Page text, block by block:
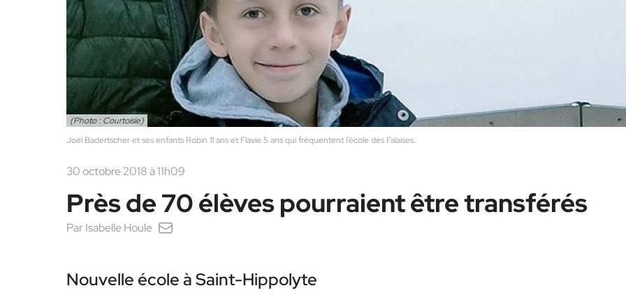
(Photo : Courtoisie)
Joël Badertscher et ses enfants Robin 11 ans et Flavie 5 ans qui fréquentent l’école des Falaises.
30 octobre 2018 à 11h09
Près de 70 élèves pourraient être transférés
Par Isabelle Houle
Nouvelle école à Saint-Hippolyte